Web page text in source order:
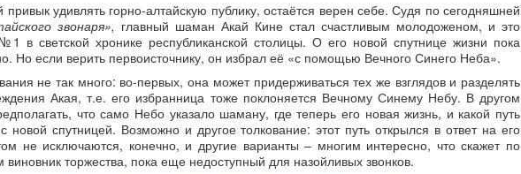
привык удивлять горно-алтайскую публику, остаётся верен себе. Судя по сегодняшней
звонаря», главный шаман Акай Кине стал счастливым молодоженом, и это
в светской хронике республиканской столицы. О его новой спутнице жизни пока
Но если верить первоисточнику, он избрал её «с помощью Вечного Синего Неба».
не так много: во-первых, она может придерживаться тех же взглядов и разделять
Акая, т.е. его избранница тоже поклоняется Вечному Синему Небу. В другом
что само Небо указало шаману, где теперь его новая жизнь, и какой путь
новой спутницей. Возможно и другое толкование: этот путь открылся в ответ на его
не исключаются, конечно, и другие варианты – многим интересно, что скажет по
виновник торжества, пока еще недоступный для назойливых звонков.